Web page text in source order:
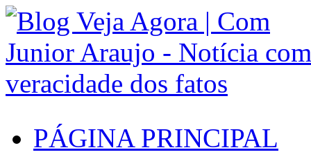
PÁGINA PRINCIPAL